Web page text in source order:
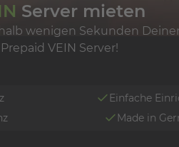
Server mieten
wenigen Sekunden
Prepaid VEIN Server!
Einfache
Made in